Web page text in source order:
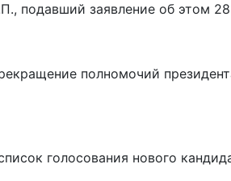
подавший заявление об этом 28
полномочий
голосования нового